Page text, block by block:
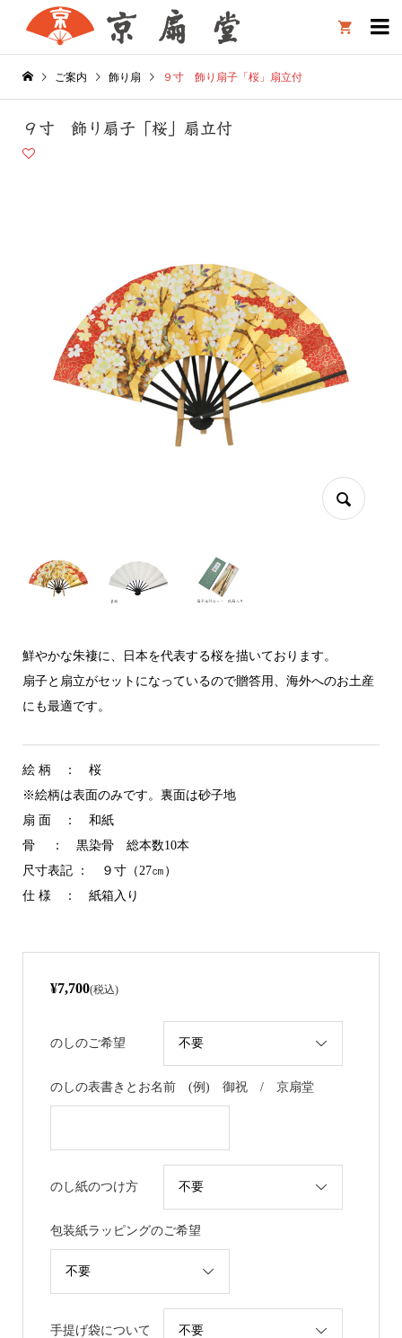

ご案内 飾り扇 ９寸 飾り扇子「桜」扇立付
９寸 飾り扇子「桜」扇立付
鮮やかな朱褄に、日本を代表する桜を描いております。
扇子と扇立がセットになっているので贈答用、海外へのお土産
にも最適です。
絵 柄 ： 桜
※絵柄は表面のみです。裏面は砂子地
扇 面 ： 和紙
骨 ： 黒染骨 総本数10本
尺寸表記 ： ９寸（27㎝）
仕 様 ： 紙箱入り
¥7,700(税込)
のしのご希望
のしの表書きとお名前 (例) 御祝 / 京扇堂
のし紙のつけ方
包装紙ラッピングのご希望
手提げ袋について